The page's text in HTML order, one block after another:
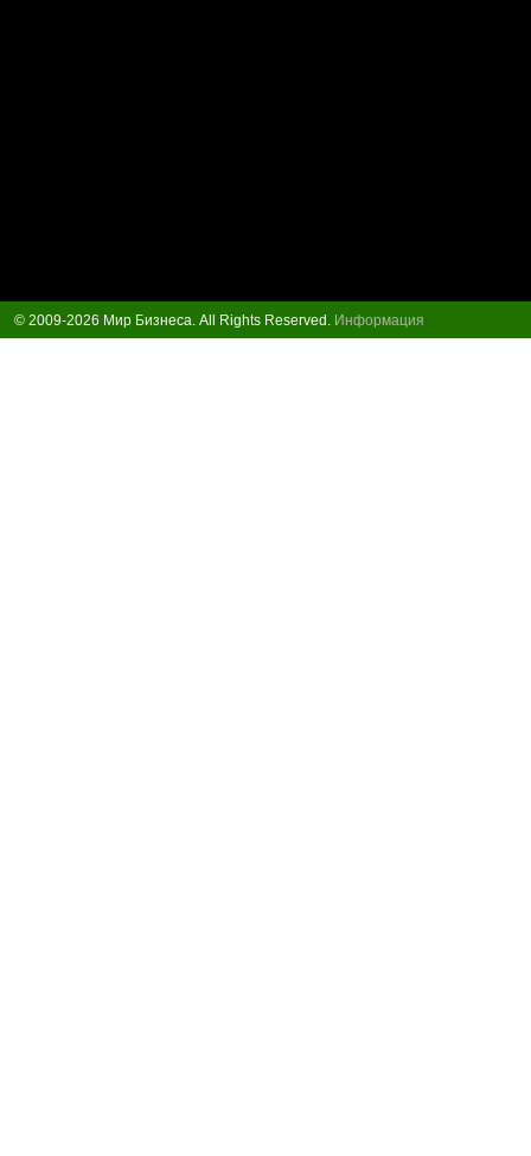
© 2009-2026 Мир Бизнеса. All Rights Reserved. Информация